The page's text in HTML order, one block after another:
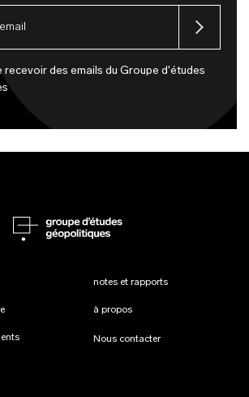
recevoir des emails du Groupe d'études
notes et rapports
à propos
Nous contacter